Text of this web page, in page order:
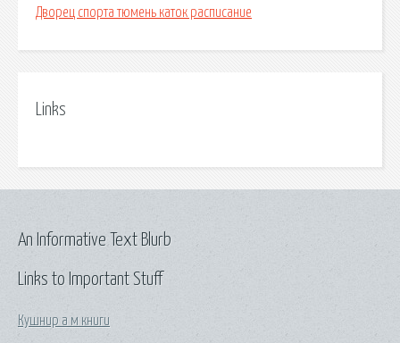
Дворец спорта тюмень каток расписание
Links
Links to Important Stuff
Кушнир а м книги
An Informative Text Blurb